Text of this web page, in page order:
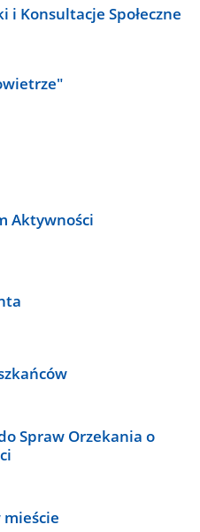
i Konsultacje Społeczne
Aktywności
Spraw Orzekania o
mieście